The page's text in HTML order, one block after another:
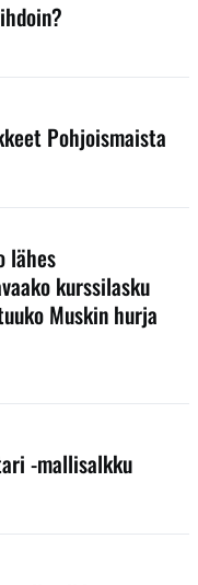
Pohjoismaista
lähes
kurssilasku
Muskin hurja
-mallisalkku